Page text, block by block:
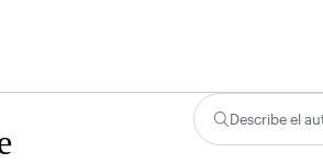
Describe el